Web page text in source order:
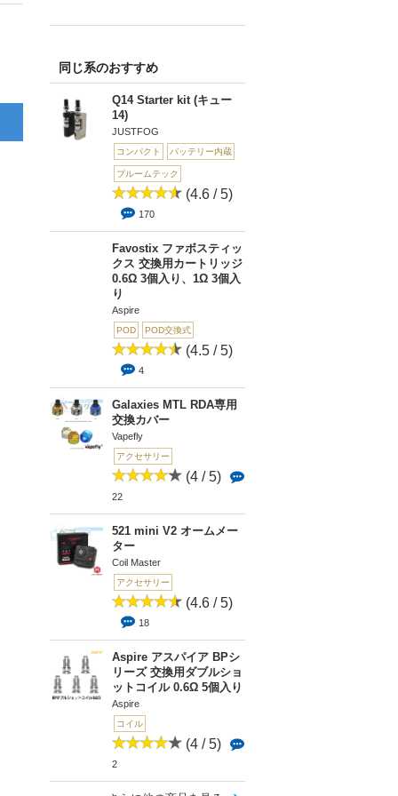
同じ系のおすすめ
Q14 Starter kit (キュー
14)
JUSTFOG
コンパクト バッテリー内蔵
プルームテック
(4.6 / 5)
170
Favostix ファボスティッ
クス 交換用カートリッジ
0.6Ω 3個入り、1Ω 3個入
り
Aspire
POD POD交換式
(4.5 / 5)
4
Galaxies MTL RDA専用
交換カバー
Vapefly
アクセサリー
(4 / 5)
22
521 mini V2 オームメー
ター
Coil Master
アクセサリー
(4.6 / 5)
18
Aspire アスパイア BPシ
リーズ 交換用ダブルショ
ットコイル 0.6Ω 5個入り
Aspire
コイル
(4 / 5)
2